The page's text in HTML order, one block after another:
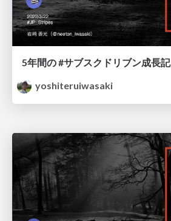
5年間の #サブスクドリブン成長記
yoshiteruiwasaki